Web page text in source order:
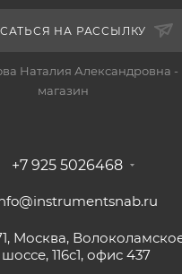
НА РАССЫЛКУ
Наталия Александровна -
магазин
+7 925 5026468
Москва,
шоссе, 116с1, офис 437